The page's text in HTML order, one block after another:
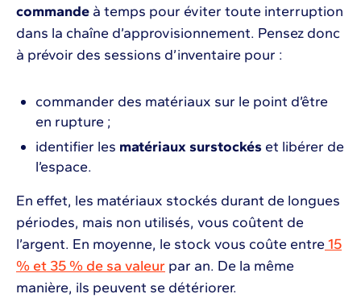
commande à temps pour éviter toute interruption
dans la chaîne d’approvisionnement. Pensez donc
à prévoir des sessions d’inventaire pour :
commander des matériaux sur le point d’être
en rupture ;
identifier les matériaux surstockés et libérer de
l’espace.
En effet, les matériaux stockés durant de longues
périodes, mais non utilisés, vous coûtent de
l’argent. En moyenne, le stock vous coûte entre 15
% et 35 % de sa valeur par an. De la même
manière, ils peuvent se détériorer.